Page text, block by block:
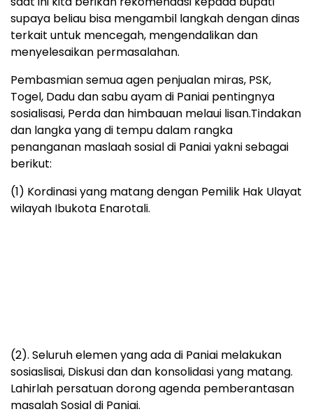
supaya beliau bisa mengambil langkah dengan dinas
terkait untuk mencegah, mengendalikan dan
menyelesaikan permasalahan.
Pembasmian semua agen penjualan miras, PSK,
Togel, Dadu dan sabu ayam di Paniai pentingnya
sosialisasi, Perda dan himbauan melaui lisan.Tindakan
dan langka yang di tempu dalam rangka
penanganan maslaah sosial di Paniai yakni sebagai
berikut:
(1) Kordinasi yang matang dengan Pemilik Hak Ulayat
wilayah Ibukota Enarotali.
(2). Seluruh elemen yang ada di Paniai melakukan
sosiaslisai, Diskusi dan dan konsolidasi yang matang.
Lahirlah persatuan dorong agenda pemberantasan
masalah Sosial di Paniai.